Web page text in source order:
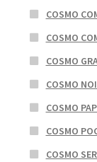
COSMO
COSMO
COSMO
COSMO
COSMO
COSMO
COSMO